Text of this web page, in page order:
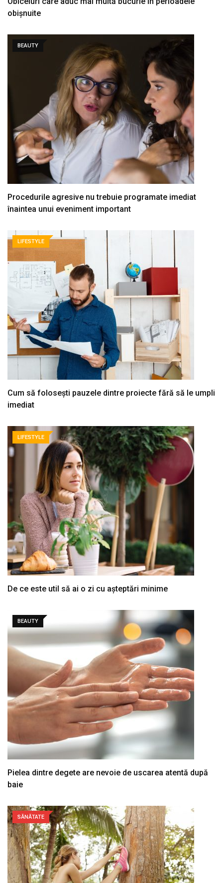
obișnuite
BEAUTY
Procedurile agresive nu trebuie programate imediat
înaintea unui eveniment important
LIFESTYLE
Cum să folosești pauzele dintre proiecte fără să le umpli
imediat
LIFESTYLE
De ce este util să ai o zi cu așteptări minime
BEAUTY
Pielea dintre degete are nevoie de uscarea atentă după
baie
SĂNĂTATE